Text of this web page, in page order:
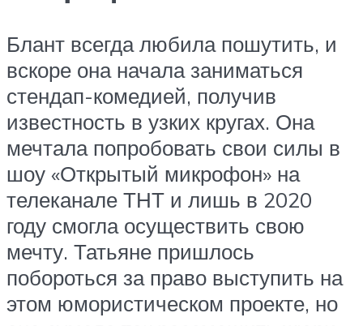
Блант всегда любила пошутить, и
вскоре она начала заниматься
стендап-комедией, получив
известность в узких кругах. Она
мечтала попробовать свои силы в
шоу «Открытый микрофон» на
телеканале ТНТ и лишь в 2020
году смогла осуществить свою
мечту. Татьяне пришлось
побороться за право выступить на
этом юмористическом проекте, но